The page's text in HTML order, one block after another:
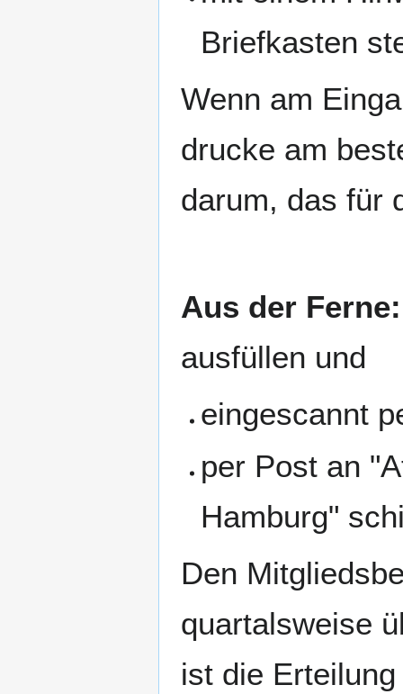
Briefkasten
Wenn am
drucke am
darum, das für
Aus der Ferne:
ausfüllen und
eingescannt
per Post an
Hamburg"
Den
quartalsweise
ist die